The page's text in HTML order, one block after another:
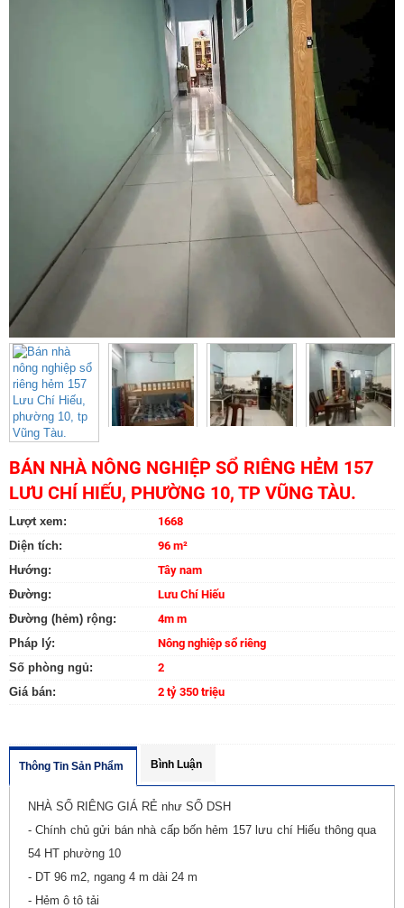
BÁN NHÀ NÔNG NGHIỆP SỔ RIÊNG HẺM 157
LƯU CHÍ HIẾU, PHƯỜNG 10, TP VŨNG TÀU.
Lượt xem:
1668
Diện tích:
96 m²
Hướng:
Tây nam
Đường:
Lưu Chí Hiếu
Đường (hẻm) rộng:
4m m
Pháp lý:
Nông nghiệp sổ riêng
Số phòng ngủ:
2
Giá bán:
2 tỷ 350 triệu
Thông Tin Sản Phẩm Bình Luận
NHÀ SỔ RIÊNG GIÁ RẺ như SỔ DSH
- Chính chủ gửi bán nhà cấp bốn hẻm 157 lưu chí Hiếu thông qua
54 HT phường 10
- DT 96 m2, ngang 4 m dài 24 m
- Hẻm ô tô tải